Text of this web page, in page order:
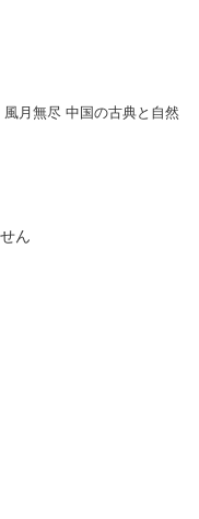
風月無尽 中国の古典と自然
ん